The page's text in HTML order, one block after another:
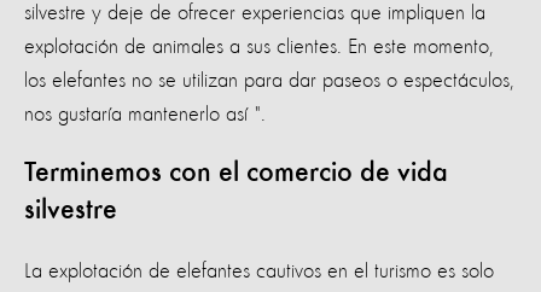
silvestre y deje de ofrecer experiencias que impliquen la
explotación de animales a sus clientes. En este momento,
los elefantes no se utilizan para dar paseos o espectáculos,
nos gustaría mantenerlo así ".
Terminemos con el comercio de vida
silvestre
La explotación de elefantes cautivos en el turismo es solo